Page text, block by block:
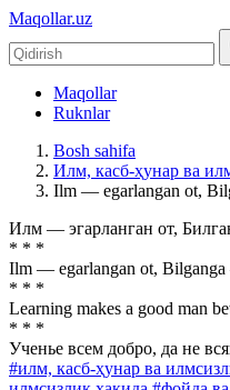
Maqollar.uz
Maqollar
Ruknlar
Bosh sahifa
Илм, касб-ҳунар ва
Ilm — egarlangan ot,
Илм — эгарланган от,
* * *
Ilm — egarlangan ot,
* * *
Learning makes a good man
* * *
Ученье всем добро, да не
#илм, касб-ҳунар ва